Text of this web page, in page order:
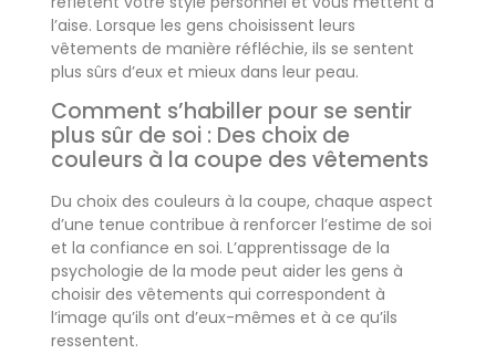
l’aise. Lorsque les gens choisissent leurs
vêtements de manière réfléchie, ils se sentent
plus sûrs d’eux et mieux dans leur peau.
Comment s’habiller pour se sentir
plus sûr de soi : Des choix de
couleurs à la coupe des vêtements
Du choix des couleurs à la coupe, chaque aspect
d’une tenue contribue à renforcer l’estime de soi
et la confiance en soi. L’apprentissage de la
psychologie de la mode peut aider les gens à
choisir des vêtements qui correspondent à
l’image qu’ils ont d’eux-mêmes et à ce qu’ils
ressentent.